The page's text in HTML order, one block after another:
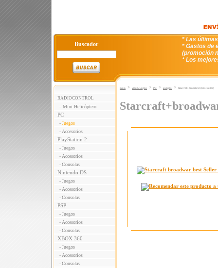
Buscador
* Las
* Gastos de
(promoción
* Los
RADIOCONTROL
- Mini Helicóptero
PC
- Juegos
- Accesorios
PlayStation 2
- Juegos
- Accesorios
- Consolas
Nintendo DS
- Juegos
- Accesorios
- Consolas
PSP
- Juegos
- Accesorios
- Consolas
XBOX 360
- Juegos
- Accesorios
- Consolas
Inicio > VideoJuegos > PC > Juegos > Starcraft+broadwar (best Seller)